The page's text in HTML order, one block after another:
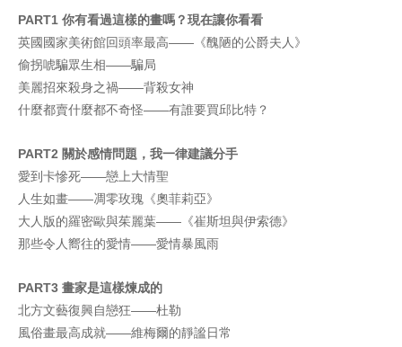
PART1 你有看過這樣的畫嗎？現在讓你看看
英國國家美術館回頭率最高——《醜陋的公爵夫人》
偷拐唬騙眾生相——騙局
美麗招來殺身之禍——背殺女神
什麼都賣什麼都不奇怪——有誰要買邱比特？
PART2 關於感情問題，我一律建議分手
愛到卡慘死——戀上大情聖
人生如畫——凋零玫瑰《奧菲莉亞》
大人版的羅密歐與茱麗葉——《崔斯坦與伊索德》
那些令人嚮往的愛情——愛情暴風雨
PART3 畫家是這樣煉成的
北方文藝復興自戀狂——杜勒
風俗畫最高成就——維梅爾的靜謐日常